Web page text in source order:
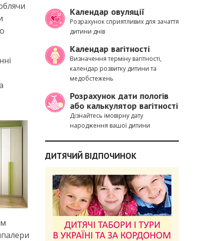
Календар овуляції
Розрахунок сприятливих для зачаття
дитини днів
Календар вагітності
Визначення терміну вагітності,
календар розвитку дитини та
медобстежень
Розрахунок дати пологів
або калькулятор вагітності
Дізнайтесь імовірну дату
народження вашої дитини
ДИТЯЧИЙ ВІДПОЧИНОК